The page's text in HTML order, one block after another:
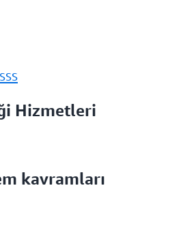
Hizmetleri
kavramları